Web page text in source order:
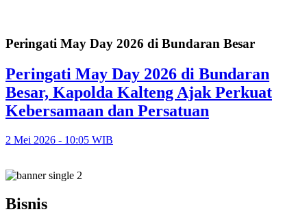
Peringati May Day 2026 di Bundaran Besar
Peringati May Day 2026 di Bundaran
Besar, Kapolda Kalteng Ajak Perkuat
Kebersamaan dan Persatuan
2 Mei 2026 - 10:05 WIB
Bisnis